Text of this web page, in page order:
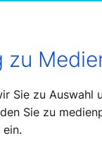
zu
Sie zu Auswahl
Sie zu